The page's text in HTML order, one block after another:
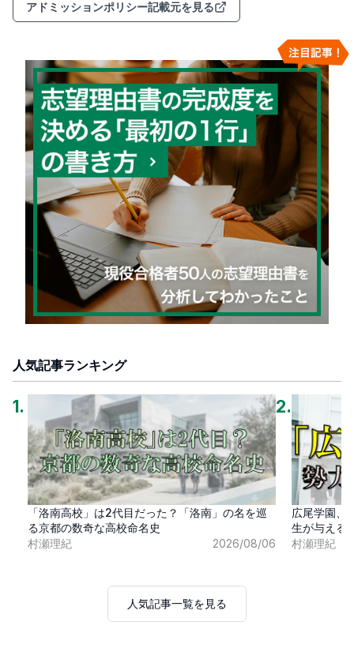
アドミッションポリシー記載元を見る
人気記事ランキング
1 .
「洛南高校」は2代目だった？「洛南」の名を巡
る京都の数奇な高校命名史
村瀬理紀
2026/08/06
2.
広尾学園、
生が与える
村瀬理紀
人気記事一覧を見る